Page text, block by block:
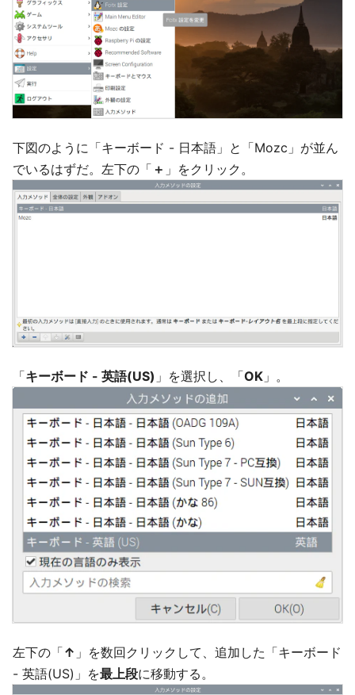
下図のように「キーボード - 日本語」と「Mozc」が並ん
でいるはずだ。左下の「 ＋ 」をクリック。
「キーボード - 英語(US) 」を選択し、「OK 」。
左下の「↑ 」を数回クリックして、追加した「キーボード
- 英語(US)」を最上段に移動する。